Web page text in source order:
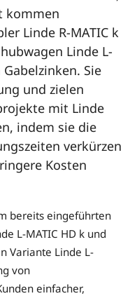
kommen
Linde R-MATIC k
Linde L-
Sie
und zielen
mit Linde
indem sie die
verkürzen
Kosten
bereits eingeführten
L-MATIC HD k und
Variante Linde L-
von
einfacher,